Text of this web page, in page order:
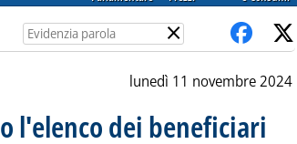
×
lunedì 11 novembre 2024
l'elenco dei beneficiari